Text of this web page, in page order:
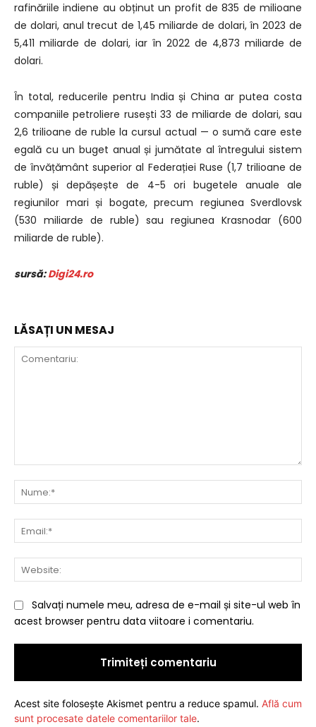
rafinăriile indiene au obținut un profit de 835 de milioane
de dolari, anul trecut de 1,45 miliarde de dolari, în 2023 de
5,411 miliarde de dolari, iar în 2022 de 4,873 miliarde de
dolari.
În total, reducerile pentru India și China ar putea costa
companiile petroliere rusești 33 de miliarde de dolari, sau
2,6 trilioane de ruble la cursul actual — o sumă care este
egală cu un buget anual și jumătate al întregului sistem
de învățământ superior al Federației Ruse (1,7 trilioane de
ruble) și depășește de 4-5 ori bugetele anuale ale
regiunilor mari și bogate, precum regiunea Sverdlovsk
(530 miliarde de ruble) sau regiunea Krasnodar (600
miliarde de ruble).
sursă:Digi24.ro
LĂSAȚI UN MESAJ
Salvați numele meu, adresa de e-mail și site-ul web în
acest browser pentru data viitoare i comentariu.
Acest site folosește Akismet pentru a reduce spamul. Află cum
sunt procesate datele comentariilor tale.